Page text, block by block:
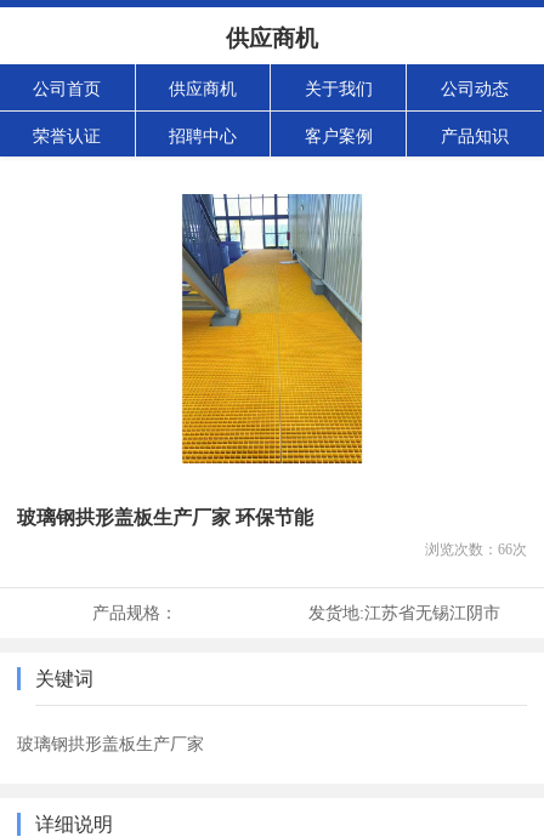
供应商机
公司首页 供应商机 关于我们 公司动态
荣誉认证 招聘中心 客户案例 产品知识
玻璃钢拱形盖板生产厂家 环保节能
浏览次数： 66次
产品规格： 发货地:江苏省无锡江阴市
关键词
玻璃钢拱形盖板生产厂家
详细说明